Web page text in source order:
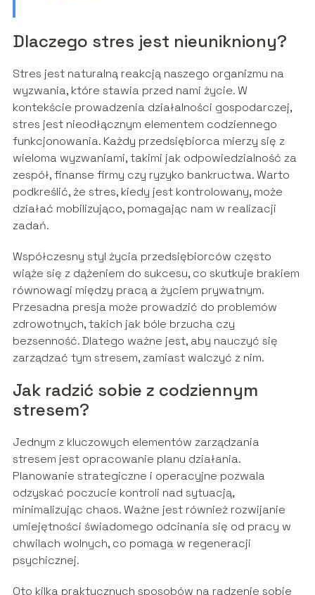
Dlaczego stres jest nieunikniony?
Stres jest naturalną reakcją naszego organizmu na
wyzwania, które stawia przed nami życie. W
kontekście prowadzenia działalności gospodarczej,
stres jest nieodłącznym elementem codziennego
funkcjonowania. Każdy przedsiębiorca mierzy się z
wieloma wyzwaniami, takimi jak odpowiedzialność za
zespół, finanse firmy czy ryzyko bankructwa. Warto
podkreślić, że stres, kiedy jest kontrolowany, może
działać mobilizująco, pomagając nam w realizacji
zadań.
Współczesny styl życia przedsiębiorców często
wiąże się z dążeniem do sukcesu, co skutkuje brakiem
równowagi między pracą a życiem prywatnym.
Przesadna presja może prowadzić do problemów
zdrowotnych, takich jak bóle brzucha czy
bezsenność. Dlatego ważne jest, aby nauczyć się
zarządzać tym stresem, zamiast walczyć z nim.
Jak radzić sobie z codziennym
stresem?
Jednym z kluczowych elementów zarządzania
stresem jest opracowanie planu działania.
Planowanie strategiczne i operacyjne pozwala
odzyskać poczucie kontroli nad sytuacją,
minimalizując chaos. Ważne jest również rozwijanie
umiejętności świadomego odcinania się od pracy w
chwilach wolnych, co pomaga w regeneracji
psychicznej.
Oto kilka praktycznych sposobów na radzenie sobie